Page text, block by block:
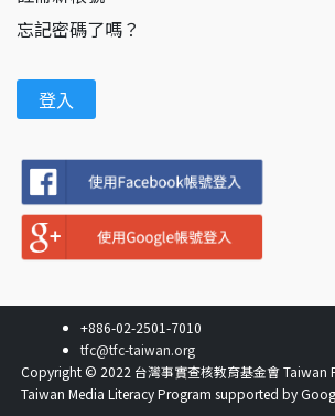
忘記密碼了嗎？
Copyright © 2022 台灣事實查核教育基金會 Taiwan
Taiwan Media Literacy Program supported by
+886-02-2501-7010
tfc@tfc-taiwan.org